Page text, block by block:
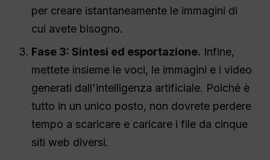
per creare istantaneamente le immagini di
cui avete bisogno.
Fase 3: Sintesi ed esportazione. Infine,
mettete insieme le voci, le immagini e i video
generati dall'intelligenza artificiale. Poiché è
tutto in un unico posto, non dovrete perdere
tempo a scaricare e caricare i file da cinque
siti web diversi.